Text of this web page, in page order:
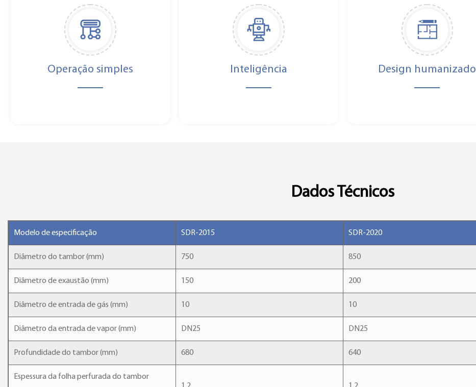
Operação simples Inteligência Design humanizado
Dados Técnicos
Modelo de especificação SDR-2015 SDR-2020
Diâmetro do tambor (mm) 750 850
Diâmetro de exaustão (mm) 150 200
Diâmetro de entrada de gás (mm) 10 10
Diâmetro da entrada de vapor (mm) DN25 DN25
Profundidade do tambor (mm) 680 640
Espessura da folha perfurada do tambor